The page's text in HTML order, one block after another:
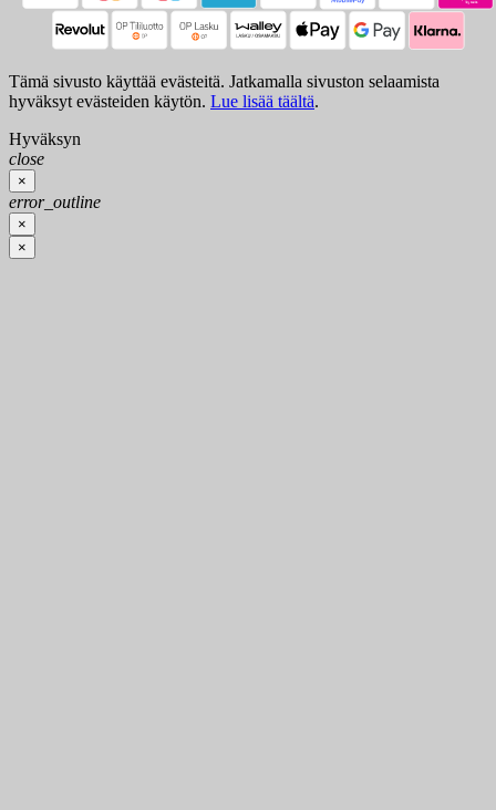
Tämä sivusto käyttää evästeitä. Jatkamalla sivuston selaamista
hyväksyt evästeiden käytön. Lue lisää täältä.
Hyväksyn
close
×
error_outline
×
×